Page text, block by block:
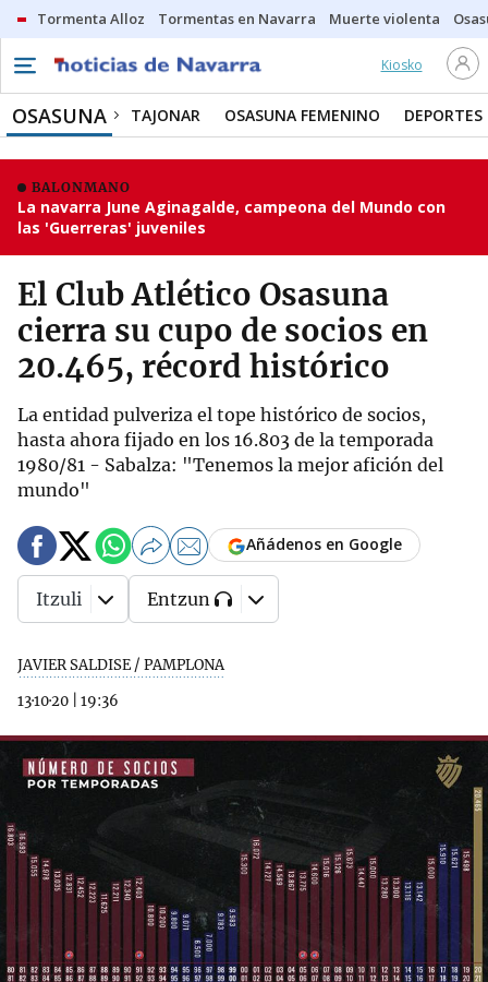
Tormenta Alloz Tormentas en Navarra Muerte violenta
Kiosko
OSASUNA TAJONAR OSASUNA FEMENINO DEPORTES
BALONMANO
La navarra June Aginagalde, campeona del Mundo con
las 'Guerreras' juveniles
El Club Atlético Osasuna
cierra su cupo de socios en
20.465, récord histórico
La entidad pulveriza el tope histórico de socios,
hasta ahora fijado en los 16.803 de la temporada
1980/81 - Sabalza: "Tenemos la mejor afición del
mundo"
JAVIER SALDISE / PAMPLONA
13·10·20
19:36
Añádenos en Google
Itzuli Entzun